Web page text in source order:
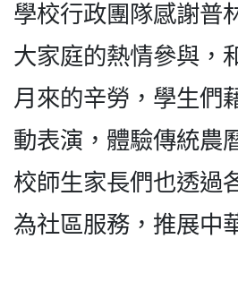
學校行政團隊感謝普
大家庭的熱情參與，
月來的辛勞，學生們
動表演，體驗傳統農
校師生家長們也透過
為社區服務，推展中